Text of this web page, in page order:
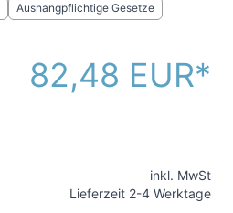
Aushangpflichtige Gesetze
82,48 EUR
inkl. MwSt
Lieferzeit 2-4 Werktage